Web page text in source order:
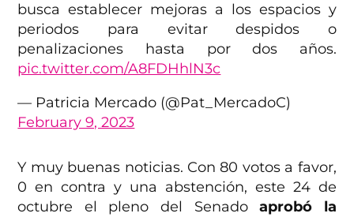
busca establecer mejoras a los espacios y
periodos para evitar despidos o
penalizaciones hasta por dos años.
pic.twitter.com/A8FDHhlN3c
— Patricia Mercado (@Pat_MercadoC)
February 9, 2023
Y muy buenas noticias. Con 80 votos a favor,
0 en contra y una abstención, este 24 de
octubre el pleno del Senadoaprobó la